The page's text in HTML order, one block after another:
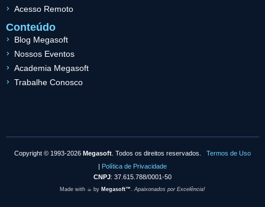
Acesso Remoto
Conteúdo
Blog Megasoft
Nossos Eventos
Academia Megasoft
Trabalhe Conosco
Copyright © 1993-2026 Megasoft . Todos os direitos reservados. Termos de Uso
| Política de Privacidade
CNPJ: 37.615.788/0001-50
Made with ☕︎ by Megasoft™ Apaixonados por Excelência!